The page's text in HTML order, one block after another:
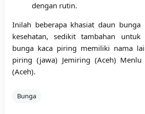
dengan rutin.
Inilah beberapa khasiat daun
kesehatan, sedikit tambahan untuk
bunga kaca piring memiliki nama
piring (jawa) Jemiring (Aceh)
(Aceh).
Bunga